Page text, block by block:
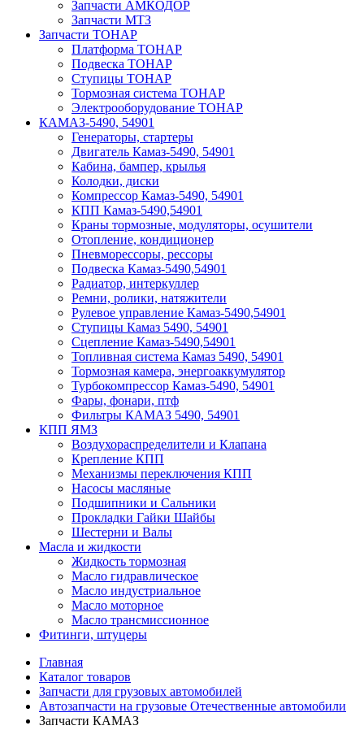
Запчасти АМКОДОР
Запчасти МТЗ
Запчасти ТОНАР
Платформа ТОНАР
Подвеска ТОНАР
Ступицы ТОНАР
Тормозная система ТОНАР
Электрооборудование ТОНАР
КАМАЗ-5490, 54901
Генераторы, стартеры
Двигатель Камаз-5490, 54901
Кабина, бампер, крылья
Колодки, диски
Компрессор Камаз-5490, 54901
КПП Камаз-5490,54901
Краны тормозные, модуляторы, осушители
Отопление, кондиционер
Пневморессоры, рессоры
Подвеска Камаз-5490,54901
Радиатор, интеркуллер
Ремни, ролики, натяжители
Рулевое управление Камаз-5490,54901
Ступицы Камаз 5490, 54901
Сцепление Камаз-5490,54901
Топливная система Камаз 5490, 54901
Тормозная камера, энергоаккумулятор
Турбокомпрессор Камаз-5490, 54901
Фары, фонари, птф
Фильтры КАМАЗ 5490, 54901
КПП ЯМЗ
Воздухораспределители и Клапана
Крепление КПП
Механизмы переключения КПП
Насосы масляные
Подшипники и Сальники
Прокладки Гайки Шайбы
Шестерни и Валы
Масла и жидкости
Жидкость тормозная
Масло гидравлическое
Масло индустриальное
Масло моторное
Масло трансмиссионное
Фитинги, штуцеры
Главная
Каталог товаров
Запчасти для грузовых автомобилей
Автозапчасти на грузовые Отечественные автомобили
Запчасти КАМАЗ